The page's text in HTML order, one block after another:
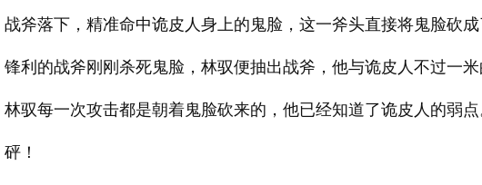
战斧落下，精准命中诡皮人身上的鬼脸，这一斧头直接将鬼脸砍成
锋利的战斧刚刚杀死鬼脸，林驭便抽出战斧，他与诡皮人不过一
林驭每一次攻击都是朝着鬼脸砍来的，他已经知道了诡皮人的弱点
砰！